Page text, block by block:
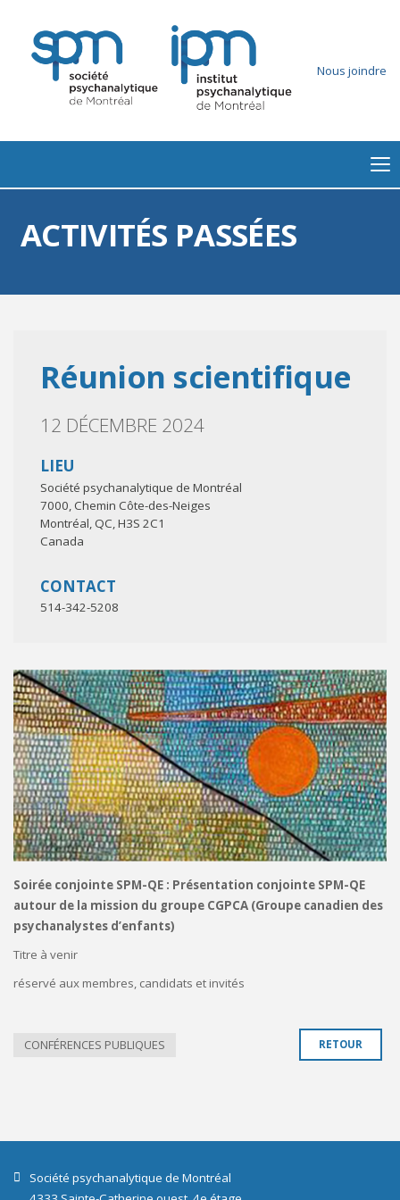
Nous joindre
ACTIVITÉS PASSÉES
Réunion scientifique
12 DÉCEMBRE 2024
LIEU
Société psychanalytique de Montréal
7000, Chemin Côte-des-Neiges
Montréal,QC,H3S 2C1
Canada
CONTACT
514-342-5208
Soirée conjointe SPM-QE : Présentation conjointe SPM-QE
autour de la mission du groupe CGPCA (Groupe canadien des
psychanalystes d’enfants)
Titre à venir
réservé aux membres, candidats et invités
CONFÉRENCES PUBLIQUES RETOUR
Société psychanalytique de Montréal